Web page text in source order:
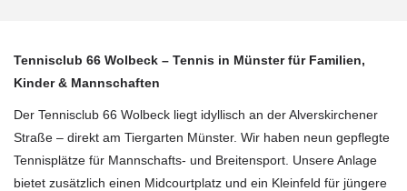
Tennisclub 66 Wolbeck – Tennis in Münster für Familien,
Kinder & Mannschaften
Der Tennisclub 66 Wolbeck liegt idyllisch an der Alverskirchener
Straße – direkt am Tiergarten Münster. Wir haben neun gepflegte
Tennisplätze für Mannschafts- und Breitensport. Unsere Anlage
bietet zusätzlich einen Midcourtplatz und ein Kleinfeld für jüngere